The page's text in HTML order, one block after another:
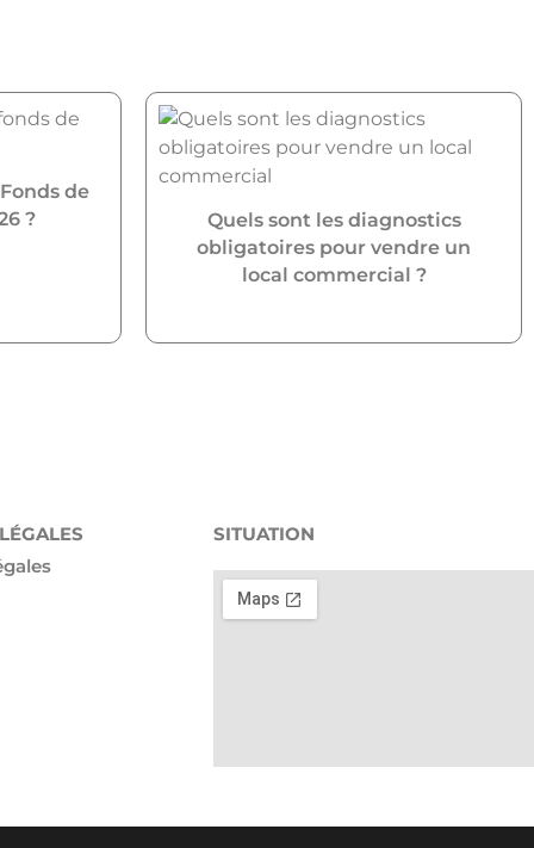
de
?
Quels sont les diagnostics
obligatoires pour vendre un
local commercial ?
SITUATION